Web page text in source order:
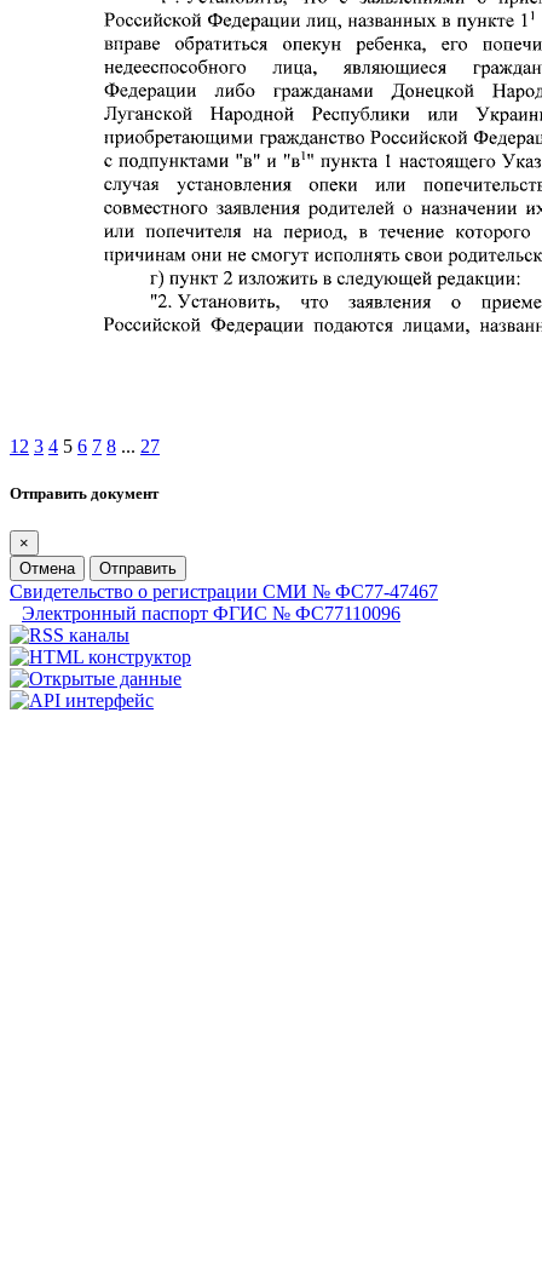
1 2 3 4 5 6 7 8 ... 27
Отправить документ
×
Отмена
Отправить
Свидетельство о регистрации СМИ № ФС77-47467
Электронный паспорт ФГИС № ФС77110096